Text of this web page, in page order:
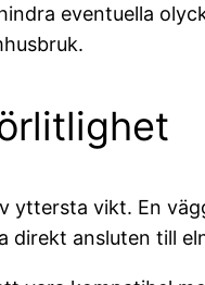
eventuella
yttersta vikt. En
direkt ansluten till